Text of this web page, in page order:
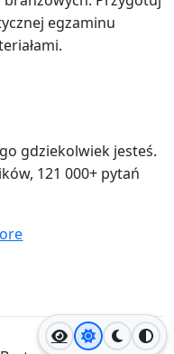
Jasny motyw
Ciemny
egzaminu
gdziekolwiek jesteś.
121 000+ pytań